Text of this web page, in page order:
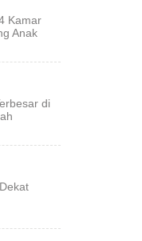
Kamar
Anak
di